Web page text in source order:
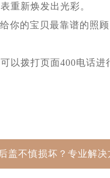
重新焕发出光彩。
的宝贝最靠谱的照顾
以拨打页面400电话进
盖不慎损坏？专业解